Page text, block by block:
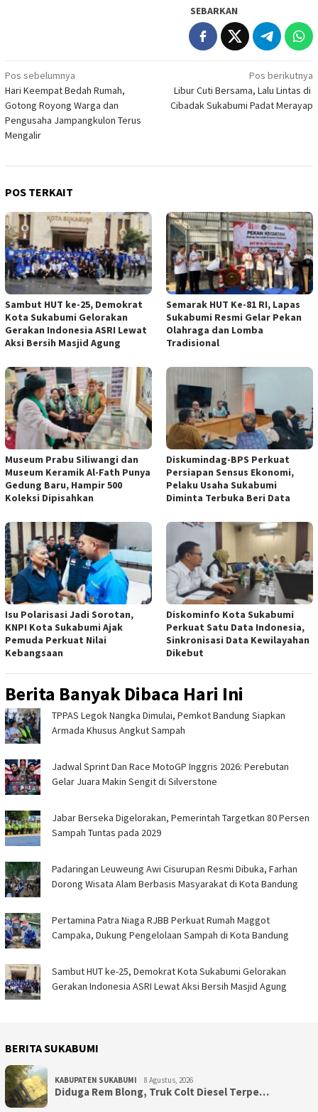
SEBARKAN
Navigasi
pos
Pos sebelumnya
Hari Keempat Bedah Rumah,
Gotong Royong Warga dan
Pengusaha Jampangkulon Terus
Mengalir
Pos berikutnya
Libur Cuti Bersama, Lalu Lintas di
Cibadak Sukabumi Padat Merayap
POS TERKAIT
Sambut HUT ke-25, Demokrat
Kota Sukabumi Gelorakan
Gerakan Indonesia ASRI Lewat
Aksi Bersih Masjid Agung
Semarak HUT Ke-81 RI, Lapas
Sukabumi Resmi Gelar Pekan
Olahraga dan Lomba
Tradisional
Museum Prabu Siliwangi dan
Museum Keramik Al-Fath Punya
Gedung Baru, Hampir 500
Koleksi Dipisahkan
Diskumindag-BPS Perkuat
Persiapan Sensus Ekonomi,
Pelaku Usaha Sukabumi
Diminta Terbuka Beri Data
Isu Polarisasi Jadi Sorotan,
KNPI Kota Sukabumi Ajak
Pemuda Perkuat Nilai
Kebangsaan
Diskominfo Kota Sukabumi
Perkuat Satu Data Indonesia,
Sinkronisasi Data Kewilayahan
Dikebut
Berita Banyak Dibaca Hari Ini
TPPAS Legok Nangka Dimulai, Pemkot Bandung Siapkan
Armada Khusus Angkut Sampah
Jadwal Sprint Dan Race MotoGP Inggris 2026: Perebutan
Gelar Juara Makin Sengit di Silverstone
Jabar Berseka Digelorakan, Pemerintah Targetkan 80 Persen
Sampah Tuntas pada 2029
Padaringan Leuweung Awi Cisurupan Resmi Dibuka, Farhan
Dorong Wisata Alam Berbasis Masyarakat di Kota Bandung
Pertamina Patra Niaga RJBB Perkuat Rumah Maggot
Campaka, Dukung Pengelolaan Sampah di Kota Bandung
Sambut HUT ke-25, Demokrat Kota Sukabumi Gelorakan
Gerakan Indonesia ASRI Lewat Aksi Bersih Masjid Agung
BERITA SUKABUMI
KABUPATEN SUKABUMI 8 Agustus, 2026
Diduga Rem Blong, Truk Colt Diesel Terpe…